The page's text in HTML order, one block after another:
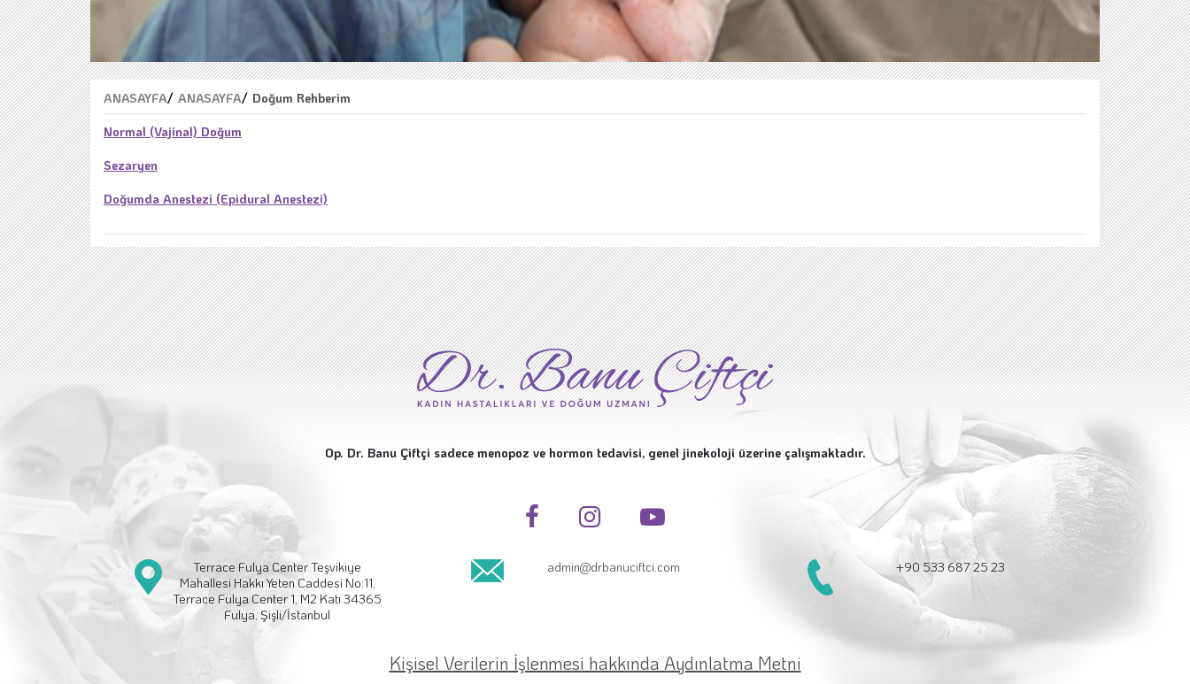
ANASAYFA/ ANASAYFA/ Doğum Rehberim
Normal (Vajinal) Doğum
Sezaryen
Doğumda Anestezi (Epidural Anestezi)
Op. Dr. Banu Çiftçi sadece menopoz ve hormon tedavisi, genel jinekoloji üzerine çalışmaktadır.
Terrace Fulya Center Teşvikiye
Mahallesi Hakkı Yeten Caddesi No:11,
Terrace Fulya Center 1, M2 Katı 34365
Fulya, Şişli/İstanbul
admin@drbanuciftci.com +90 533 687 25 23
Kişisel Verilerin İşlenmesi hakkında Aydınlatma Metni